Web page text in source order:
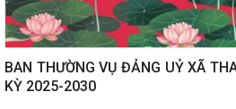
BAN THƯỜNG VỤ ĐẢNG UỶ XÃ
KỲ 2025-2030